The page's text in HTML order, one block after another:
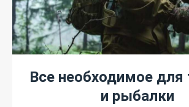
Все необходимое для
и рыбалки